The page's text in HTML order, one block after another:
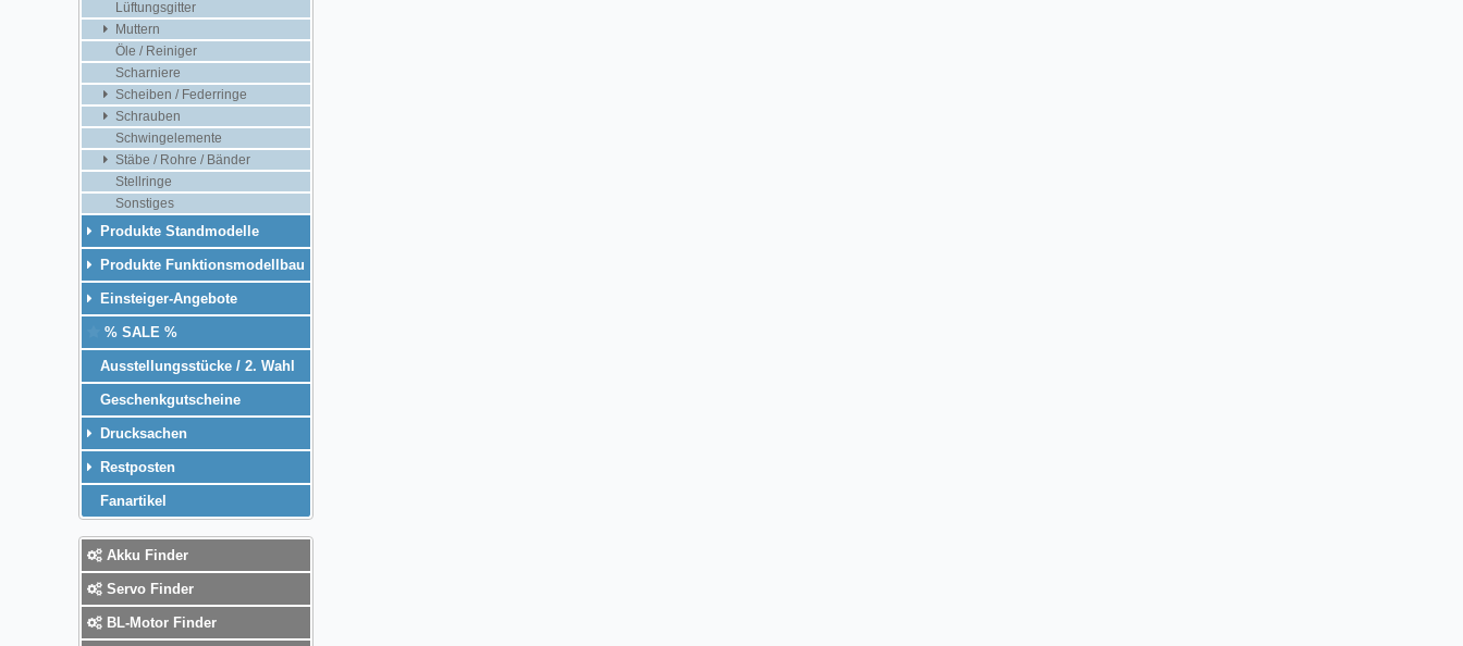
Lüftungsgitter
Muttern
Öle / Reiniger
Scharniere
Scheiben / Federringe
Schrauben
Schwingelemente
Stäbe / Rohre / Bänder
Stellringe
Sonstiges
Produkte Standmodelle
Produkte Funktionsmodellbau
Einsteiger-Angebote
% SALE %
Ausstellungsstücke / 2. Wahl
Geschenkgutscheine
Drucksachen
Restposten
Fanartikel
Akku Finder
Servo Finder
BL-Motor Finder